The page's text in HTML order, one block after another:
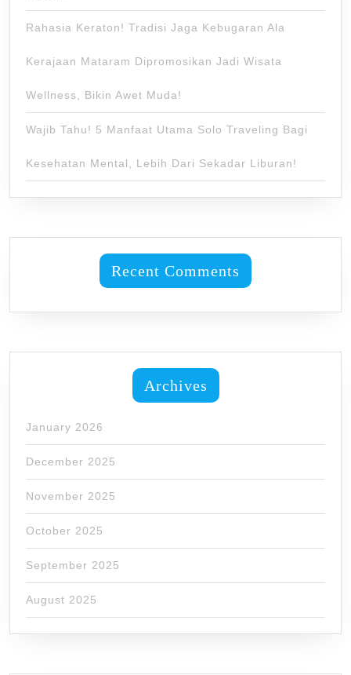
Rahasia Keraton! Tradisi Jaga Kebugaran Ala
Kerajaan Mataram Dipromosikan Jadi Wisata
Wellness, Bikin Awet Muda!
Wajib Tahu! 5 Manfaat Utama Solo Traveling Bagi
Kesehatan Mental, Lebih Dari Sekadar Liburan!
Recent Comments
Archives
January 2026
December 2025
November 2025
October 2025
September 2025
August 2025